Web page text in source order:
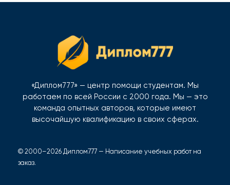
«Диплом777» — центр помощи студентам. Мы
работаем по всей России с 2000 года. Мы — это
команда опытных авторов, которые имеют
высочайшую квалификацию в своих сферах.
© 2000–2026 Диплом777 — Написание учебных работ на
заказ.